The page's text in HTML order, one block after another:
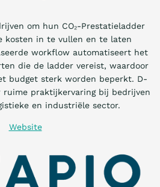
om hun CO₂-Prestatieladder
kosten in te vullen en te laten
workflow automatiseert het
die de ladder vereist, waardoor
budget sterk worden beperkt. D-
ruime praktijkervaring bij bedrijven
en industriële sector.
Website